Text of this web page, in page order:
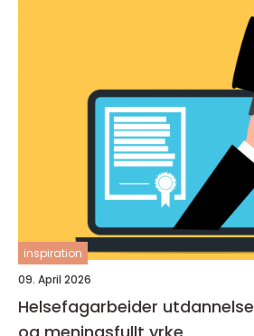
inspiration
09. April 2026
Helsefagarbeider utdannelse veien til et trygt